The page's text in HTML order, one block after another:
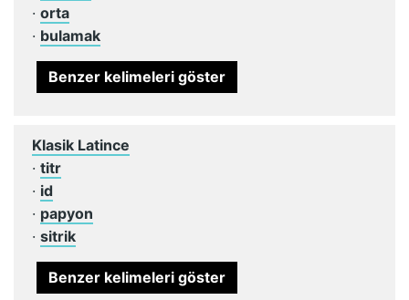
· orta
· bulamak
Benzer kelimeleri göster
Klasik Latince
· titr
· id
· papyon
· sitrik
Benzer kelimeleri göster